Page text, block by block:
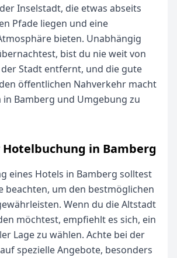
Inselstadt, die etwas abseits
Pfade liegen und eine
bieten. Unabhängig
bist du nie weit von
Stadt entfernt, und die gute
öffentlichen Nahverkehr macht
in Bamberg und Umgebung zu
Hotelbuchung in Bamberg
eines Hotels in Bamberg solltest
beachten, um den bestmöglichen
Wenn du die Altstadt
möchtest, empfiehlt es sich, ein
Lage zu wählen. Achte bei der
spezielle Angebote, besonders